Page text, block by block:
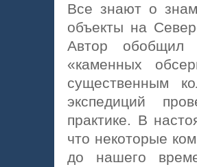
Все знают о
объекты на
Автор обобщил
«каменных
существенным
экспедиций
практике. В
что некоторые
до нашего